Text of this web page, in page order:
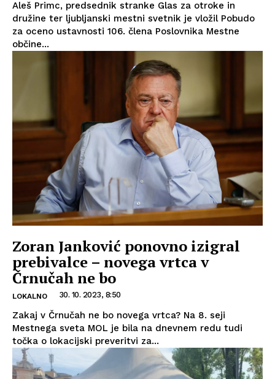
Aleš Primc, predsednik stranke Glas za otroke in
družine ter ljubljanski mestni svetnik je vložil Pobudo
za oceno ustavnosti 106. člena Poslovnika Mestne
občine...
Zoran Janković ponovno izigral
prebivalce – novega vrtca v
Črnučah ne bo
LOKALNO 30. 10. 2023, 8:50
Zakaj v Črnučah ne bo novega vrtca? Na 8. seji
Mestnega sveta MOL je bila na dnevnem redu tudi
točka o lokacijski preveritvi za...